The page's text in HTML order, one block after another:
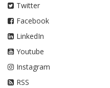
Twitter
Facebook
LinkedIn
Youtube
Instagram
RSS